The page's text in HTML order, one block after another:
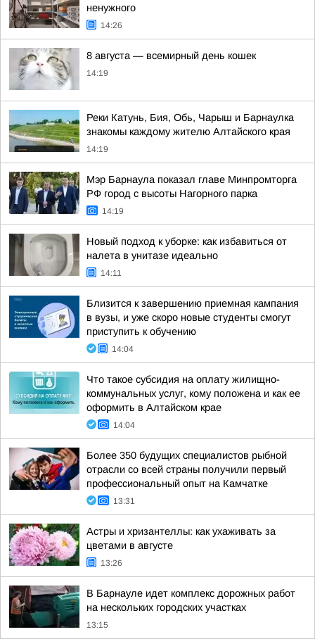
ненужного
14:26
8 августа — всемирный день кошек
14:19
Реки Катунь, Бия, Обь, Чарыш и Барнаулка
знакомы каждому жителю Алтайского края
14:19
Мэр Барнаула показал главе Минпромторга
РФ город с высоты Нагорного парка
14:19
Новый подход к уборке: как избавиться от
налета в унитазе идеально
14:11
Близится к завершению приемная кампания
в вузы, и уже скоро новые студенты смогут
приступить к обучению
14:04
Что такое субсидия на оплату жилищно-
коммунальных услуг, кому положена и как ее
оформить в Алтайском крае
14:04
Более 350 будущих специалистов рыбной
отрасли со всей страны получили первый
профессиональный опыт на Камчатке
13:31
Астры и хризантеллы: как ухаживать за
цветами в августе
13:26
В Барнауле идет комплекс дорожных работ
на нескольких городских участках
13:15